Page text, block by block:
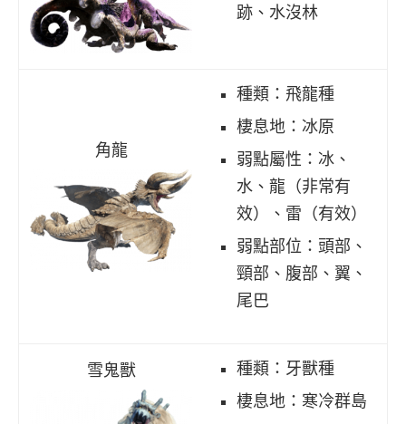
跡、水沒林
角龍
種類：飛龍種
棲息地：冰原
弱點屬性：冰、
水、龍（非常有
效）、雷（有效）
弱點部位：頭部、
頸部、腹部、翼、
尾巴
雪鬼獸
種類：牙獸種
棲息地：寒冷群島